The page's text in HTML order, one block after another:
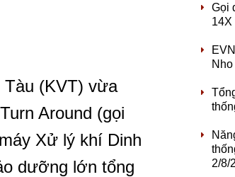
Tàu (KVT) vừa
Around (gọi
Xử lý khí Dinh
dưỡng lớn tổng
Gọi
14X
2/8/